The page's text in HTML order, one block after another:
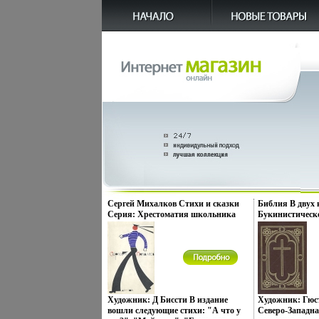
Сергей Михалков Стихи и сказки
Серия: Хрестоматия школьника
инфо 11535x.
Художник: Д Биссти В издание
вошли следующие стихи: "А что у
Библия В двух
Сохранность:
Издательство:
Просвещение,
переплет, 624
Художник:
Северо-